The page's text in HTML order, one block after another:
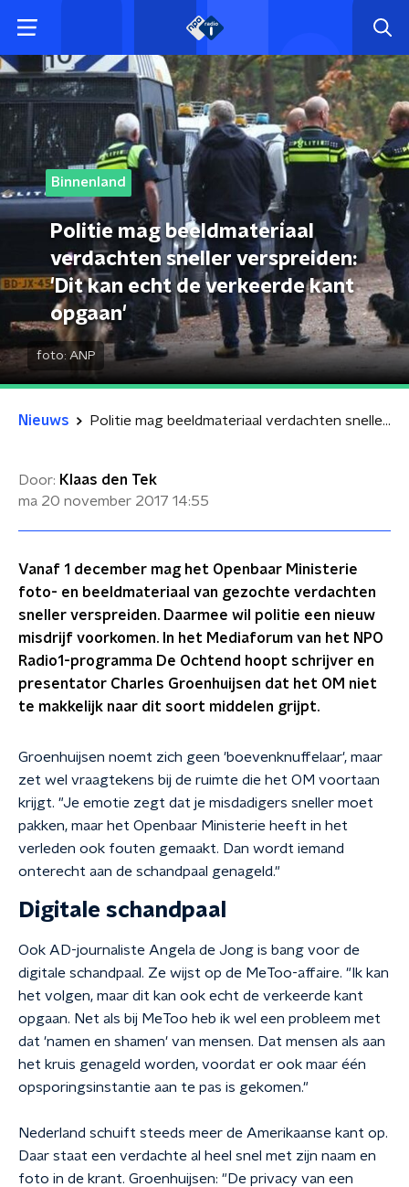
Binnenland
Politie mag beeldmateriaal
verdachten sneller verspreiden:
'Dit kan echt de verkeerde kant
opgaan'
foto: ANP
Nieuws Politie mag beeldmateriaal verdachten sneller verspreiden: 'Dit kan echt de verkeerde kant opgaan'
Door: Klaas den Tek
ma 20 november 2017 14:55
Vanaf 1 december mag het Openbaar Ministerie
foto- en beeldmateriaal van gezochte verdachten
sneller verspreiden. Daarmee wil politie een nieuw
misdrijf voorkomen. In het Mediaforum van het NPO
Radio1-programma De Ochtend hoopt schrijver en
presentator Charles Groenhuijsen dat het OM niet
te makkelijk naar dit soort middelen grijpt.
Groenhuijsen noemt zich geen 'boevenknuffelaar', maar
zet wel vraagtekens bij de ruimte die het OM voortaan
krijgt. "Je emotie zegt dat je misdadigers sneller moet
pakken, maar het Openbaar Ministerie heeft in het
verleden ook fouten gemaakt. Dan wordt iemand
onterecht aan de schandpaal genageld."
Digitale schandpaal
Ook AD-journaliste Angela de Jong is bang voor de
digitale schandpaal. Ze wijst op de MeToo-affaire. "Ik kan
het volgen, maar dit kan ook echt de verkeerde kant
opgaan. Net als bij MeToo heb ik wel een probleem met
dat 'namen en shamen' van mensen. Dat mensen als aan
het kruis genageld worden, voordat er ook maar één
opsporingsinstantie aan te pas is gekomen."
Nederland schuift steeds meer de Amerikaanse kant op.
Daar staat een verdachte al heel snel met zijn naam en
foto in de krant. Groenhuijsen: "De privacy van een